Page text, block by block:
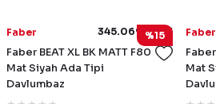
%15
Faber 345.0698.955
Faber BEAT XL BK MATT F80
Mat Siyah Ada Tipi
Davlumbaz
Faber
Mat